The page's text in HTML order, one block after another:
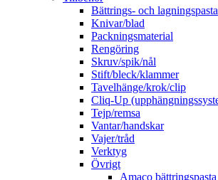
Bättrings- och lagningspasta
Knivar/blad
Packningsmaterial
Rengöring
Skruv/spik/nål
Stift/bleck/klammer
Tavelhänge/krok/clip
Cliq-Up
Tejp/remsa
Vantar/handskar
Vajer/tråd
Verktyg
Övrigt
Amaco bättringspasta